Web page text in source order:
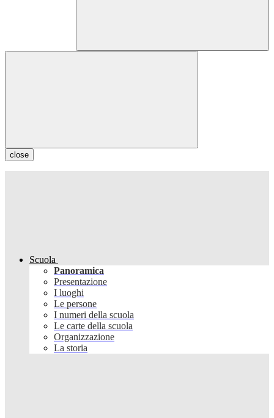
close
Scuola
Panoramica
Presentazione
I luoghi
Le persone
I numeri della scuola
Le carte della scuola
Organizzazione
La storia